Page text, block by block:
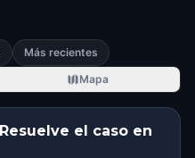
Más recientes
Mapa
el caso en